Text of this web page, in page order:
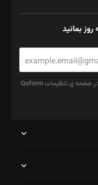
بمانید
برای استفاده از ریکپچا بایستی کلید API را در صفحه ی تنظیمات Quform